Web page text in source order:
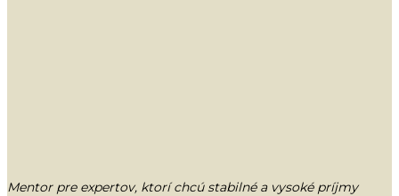
Mentor pre expertov, ktorí chcú stabilné a vysoké príjmy